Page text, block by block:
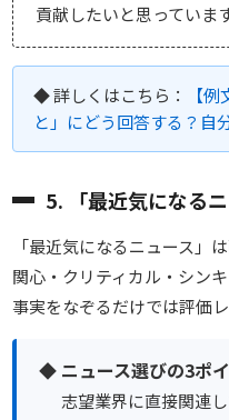
貢献したいと思っています
◆ 詳しくはこちら：
【
と」にどう回答する？自
5. 「最近気になる
「最近気になるニュース」
関心・クリティカル・シン
事実をなぞるだけでは評価
◆ ニュース選びの3ポ
志望業界に直接関連